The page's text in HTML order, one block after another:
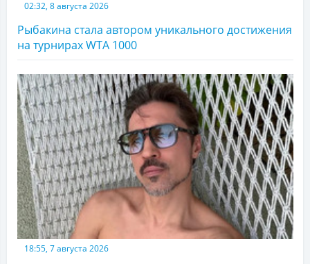
02:32, 8 августа 2026
Рыбакина стала автором уникального достижения
на турнирах WTA 1000
18:55, 7 августа 2026